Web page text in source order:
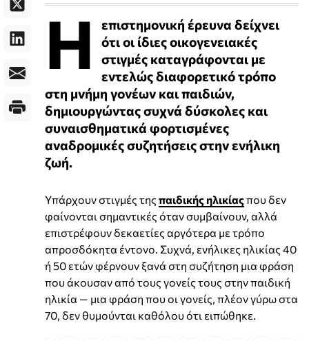
Η
επιστημονική έρευνα δείχνει
ότι οι ίδιες οικογενειακές
στιγμές καταγράφονται με
εντελώς διαφορετικό τρόπο
στη μνήμη γονέων και παιδιών,
δημιουργώντας συχνά δύσκολες και
συναισθηματικά φορτισμένες
αναδρομικές συζητήσεις στην ενήλικη
ζωή.
Υπάρχουν στιγμές της παιδικής ηλικίαςπου δεν
φαίνονται σημαντικές όταν συμβαίνουν, αλλά
επιστρέφουν δεκαετίες αργότερα με τρόπο
απροσδόκητα έντονο. Συχνά, ενήλικες ηλικίας 40
ή 50 ετών φέρνουν ξανά στη συζήτηση μια φράση
που άκουσαν από τους γονείς τους στην παιδική
ηλικία — μια φράση που οι γονείς, πλέον γύρω στα
70, δεν θυμούνται καθόλου ότι ειπώθηκε.